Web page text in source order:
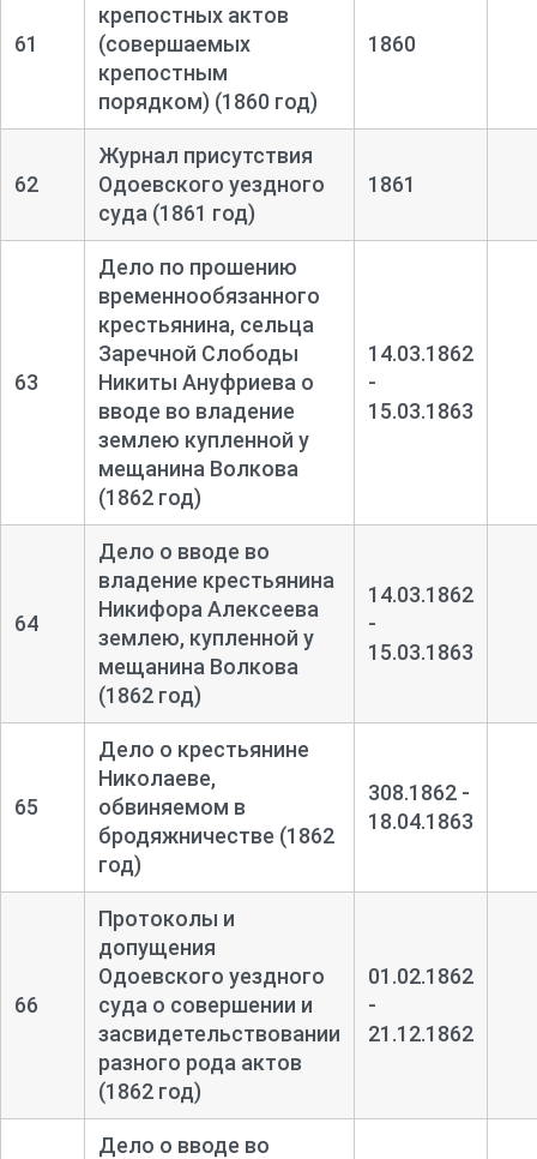
61
крепостных актов
(совершаемых
крепостным
порядком) (1860 год)
1860
62
Журнал присутствия
Одоевского уездного
суда (1861 год)
1861
63
Дело по прошению
временнообязанного
крестьянина, сельца
Заречной Слободы
Никиты Ануфриева о
вводе во владение
землею купленной у
мещанина Волкова
(1862 год)
14.03.1862
-
15.03.1863
64
Дело о вводе во
владение крестьянина
Никифора Алексеева
землею, купленной у
мещанина Волкова
(1862 год)
14.03.1862
-
15.03.1863
65
Дело о крестьянине
Николаеве,
обвиняемом в
бродяжничестве (1862
год)
308.1862 -
18.04.1863
66
Протоколы и
допущения
Одоевского уездного
суда о совершении и
засвидетельствовании
разного рода актов
(1862 год)
01.02.1862
-
21.12.1862
Дело о вводе во